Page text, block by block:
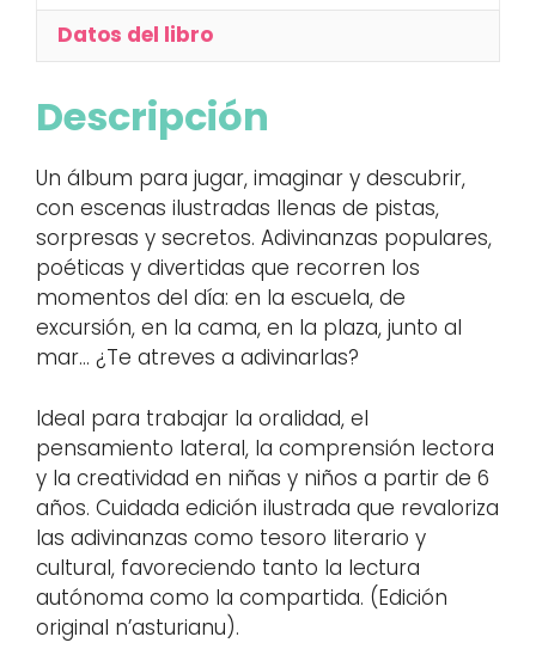
Datos del libro
Descripción
Un álbum para jugar, imaginar y descubrir,
con escenas ilustradas llenas de pistas,
sorpresas y secretos. Adivinanzas populares,
poéticas y divertidas que recorren los
momentos del día: en la escuela, de
excursión, en la cama, en la plaza, junto al
mar… ¿Te atreves a adivinarlas?
Ideal para trabajar la oralidad, el
pensamiento lateral, la comprensión lectora
y la creatividad en niñas y niños a partir de 6
años. Cuidada edición ilustrada que revaloriza
las adivinanzas como tesoro literario y
cultural, favoreciendo tanto la lectura
autónoma como la compartida. (Edición
original n’asturianu).